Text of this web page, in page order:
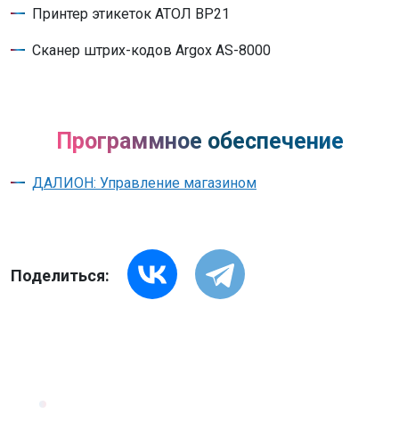
Принтер этикеток АТОЛ BP21
Сканер штрих-кодов Argox AS-8000
Программное обеспечение
ДАЛИОН: Управление магазином
Поделиться: